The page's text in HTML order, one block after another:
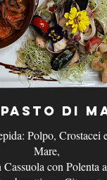
di
Polpo, Crostacei
Mare,
con Polenta